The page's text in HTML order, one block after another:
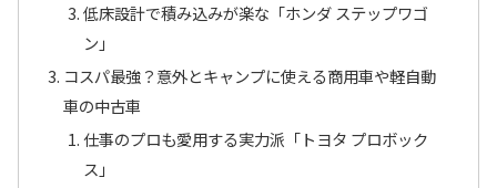
低床設計で積み込みが楽な「ホンダ ステップワゴ
ン」
コスパ最強？意外とキャンプに使える商用車や軽自動
車の中古車
仕事のプロも愛用する実力派「トヨタ プロボック
ス」